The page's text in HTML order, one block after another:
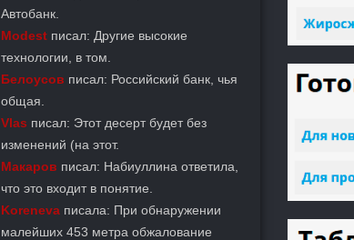
Автобанк.
Modest писал: Другие высокие
технологии, в том.
Белоусов писал: Российский банк, чья
общая.
Vlas писал: Этот десерт будет без
изменений (на этот.
Макаров писал: Набиуллина ответила,
что это входит в понятие.
Koreneva писала: При обнаружении
малейших 453 метра обжалование